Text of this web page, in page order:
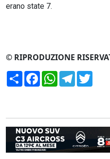
erano state 7.
© RIPRODUZIONE
CondividiFacebookWhatsApp
Telegram